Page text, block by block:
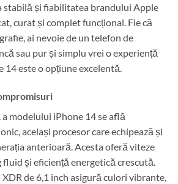
stabilă și fiabilitatea brandului Apple
curat și complet funcțional. Fie că
ai nevoie de un telefon de
sau pur și simplu vrei o experiență
14 este o opțiune excelentă.
a modelului iPhone 14 se află
același procesor care echipează și
anterioară. Acesta oferă viteze
și eficiență energetică crescută.
de 6,1 inch asigură culori vibrante,